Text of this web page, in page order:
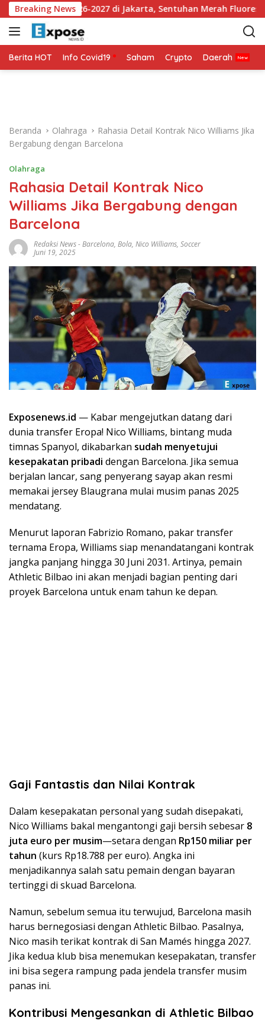
a
g
u
Breaking News
Ketiga 2026-2027 di Jakarta, Sentuhan Merah Fluoresen Jadi
Berita HOT Info Covid19 Saham Crypto Daerah
Beranda Olahraga
Rahasia Detail Kontrak Nico Williams Jika
Bergabung dengan Barcelona
Olahraga
Rahasia Detail Kontrak Nico
Williams Jika Bergabung dengan
Barcelona
Redaksi News-Barcelona, Bola, Nico Williams, Soccer
Juni 19, 2025
Exposenews.id — Kabar mengejutkan datang dari
dunia transfer Eropa! Nico Williams, bintang muda
timnas Spanyol, dikabarkan sudah menyetujui
kesepakatan pribadi dengan Barcelona. Jika semua
berjalan lancar, sang penyerang sayap akan resmi
memakai jersey Blaugrana mulai musim panas 2025
mendatang.
Menurut laporan Fabrizio Romano, pakar transfer
ternama Eropa, Williams siap menandatangani kontrak
jangka panjang hingga 30 Juni 2031. Artinya, pemain
Athletic Bilbao ini akan menjadi bagian penting dari
proyek Barcelona untuk enam tahun ke depan.
Gaji Fantastis dan Nilai Kontrak
Dalam kesepakatan personal yang sudah disepakati,
Nico Williams bakal mengantongi gaji bersih sebesar 8
juta euro per musim—setara dengan Rp150 miliar per
tahun (kurs Rp18.788 per euro). Angka ini
menjadikannya salah satu pemain dengan bayaran
tertinggi di skuad Barcelona.
Namun, sebelum semua itu terwujud, Barcelona masih
harus bernegosiasi dengan Athletic Bilbao. Pasalnya,
Nico masih terikat kontrak di San Mamés hingga 2027.
Jika kedua klub bisa menemukan kesepakatan, transfer
ini bisa segera rampung pada jendela transfer musim
panas ini.
Kontribusi Mengesankan di Athletic Bilbao